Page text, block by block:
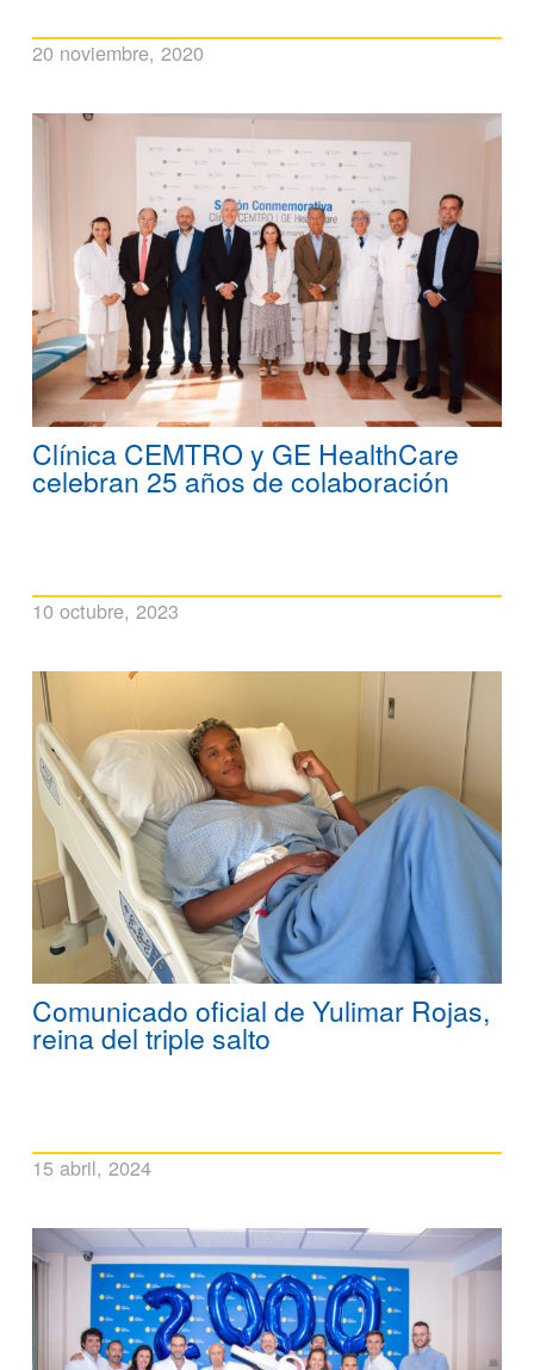
20 noviembre, 2020
Clínica CEMTRO y GE HealthCare
celebran 25 años de colaboración
10 octubre, 2023
Comunicado oficial de Yulimar Rojas,
reina del triple salto
15 abril, 2024